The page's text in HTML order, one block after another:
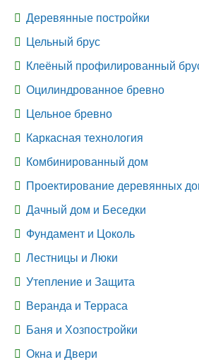
Деревянные постройки
Цельный брус
Клеёный профилированный
Оцилиндрованное бревно
Цельное бревно
Каркасная технология
Комбинированный дом
Проектирование деревянных
Дачный дом и Беседки
Фундамент и Цоколь
Лестницы и Люки
Утепление и Защита
Веранда и Терраса
Баня и Хозпостройки
Окна и Двери